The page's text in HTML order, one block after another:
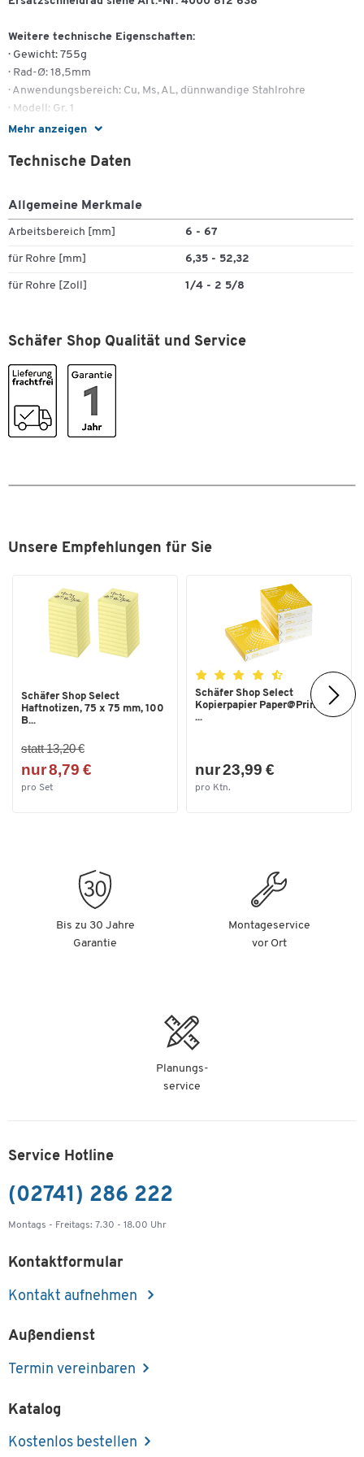
Mehr anzeigen
Weitere technische Eigenschaften:
· Gewicht: 755g
· Rad-Ø: 18,5mm
· Anwendungsbereich: Cu, Ms, AL, dünnwandige Stahlrohre
· Modell: Gr. 1
· Schnitttiefe: 3mm
Technische Daten
Allgemeine Merkmale
Arbeitsbereich [mm] 6 - 67
für Rohre [mm] 6,35 - 52,32
für Rohre [Zoll] 1/4 - 2 5/8
Schäfer Shop Qualität und Service
Unsere Empfehlungen für Sie
Schäfer Shop Select
Haftnotizen, 75 x 75 mm, 100
B...
statt 13,20 €
nur 8,79 €
pro Set
Schäfer Shop Select
Kopierpapier Paper@Print, DIN
...
nur 23,99 €
pro Ktn.
Bis zu 30 Jahre
Garantie
Montageservice
vor Ort
Planungs-
service
Service Hotline
(02741) 286 222
Montags - Freitags: 7.30 - 18.00 Uhr
Kontaktformular
Kontakt aufnehmen
Außendienst
Termin vereinbaren
Katalog
Kostenlos bestellen